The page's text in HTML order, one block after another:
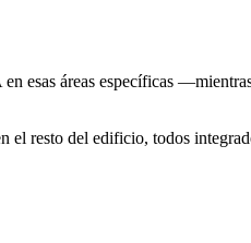
esas áreas específicas
el resto del edificio, todos